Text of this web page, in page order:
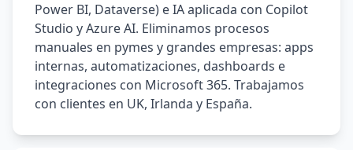
Power BI, Dataverse) e IA aplicada con Copilot
Studio y Azure AI. Eliminamos procesos
manuales en pymes y grandes empresas: apps
internas, automatizaciones, dashboards e
integraciones con Microsoft 365. Trabajamos
con clientes en UK, Irlanda y España.